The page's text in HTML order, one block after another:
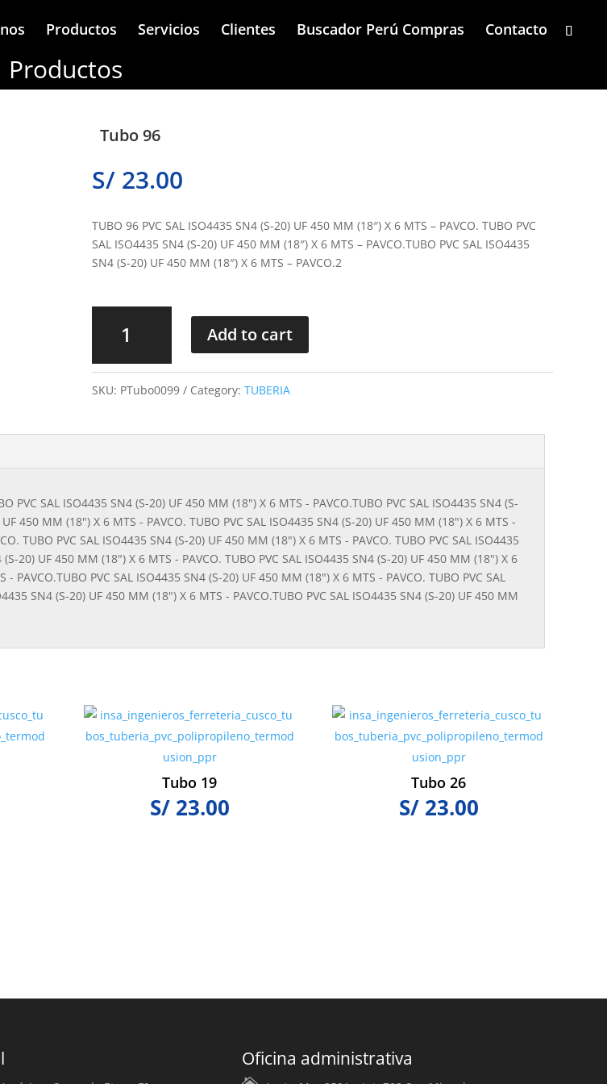
Productos Servicios Clientes Buscador Perú Compras Contacto
Productos
Tubo 96
S/ 23.00
TUBO 96 PVC SAL ISO4435 SN4 (S-20) UF 450 MM (18″) X 6 MTS – PAVCO. TUBO PVC
SAL ISO4435 SN4 (S-20) UF 450 MM (18″) X 6 MTS – PAVCO.TUBO PVC SAL ISO4435
SN4 (S-20) UF 450 MM (18″) X 6 MTS – PAVCO.2
Tubo
96
quantity
Add to cart
SKU: PTubo0099 Category:TUBERIA
PVC SAL ISO4435 SN4 (S-20) UF 450 MM (18") X 6 MTS - PAVCO.TUBO PVC SAL ISO4435 SN4 (S-
450 MM (18") X 6 MTS - PAVCO. TUBO PVC SAL ISO4435 SN4 (S-20) UF 450 MM (18") X 6 MTS -
TUBO PVC SAL ISO4435 SN4 (S-20) UF 450 MM (18") X 6 MTS - PAVCO. TUBO PVC SAL ISO4435
20) UF 450 MM (18") X 6 MTS - PAVCO. TUBO PVC SAL ISO4435 SN4 (S-20) UF 450 MM (18") X 6
PAVCO.TUBO PVC SAL ISO4435 SN4 (S-20) UF 450 MM (18") X 6 MTS - PAVCO. TUBO PVC SAL
SN4 (S-20) UF 450 MM (18") X 6 MTS - PAVCO.TUBO PVC SAL ISO4435 SN4 (S-20) UF 450 MM
Tubo 19
S/23.00
Tubo 26
S/23.00
Oficina administrativa